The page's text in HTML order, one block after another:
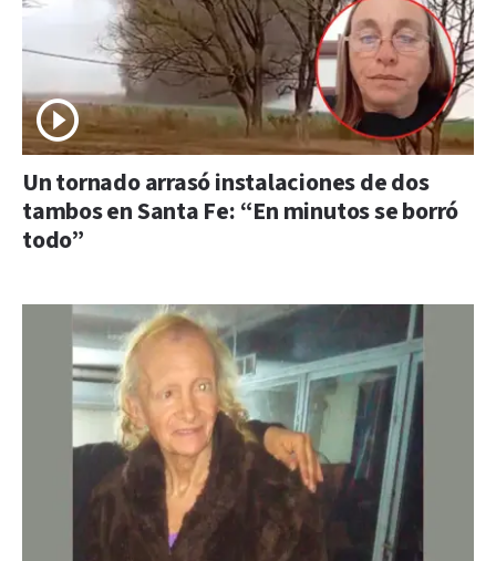
Un tornado arrasó instalaciones de dos
tambos en Santa Fe: “En minutos se borró
todo”